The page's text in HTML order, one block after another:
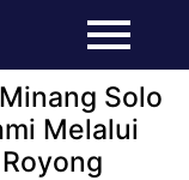
Solo
Melalui